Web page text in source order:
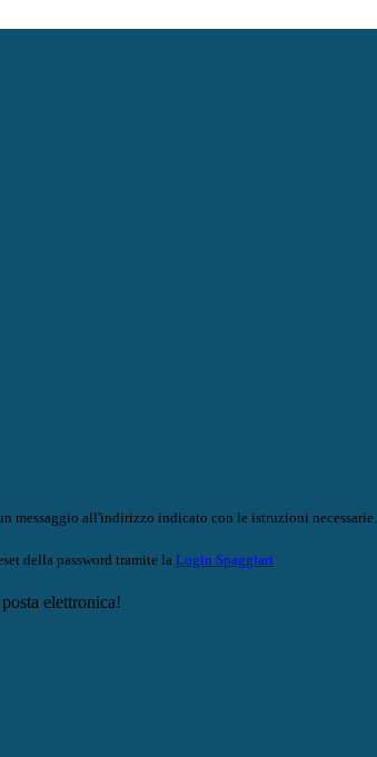
messaggio all'indirizzo indicato con le istruzioni necessarie.
della password tramite la Login Spaggiari
elettronica!